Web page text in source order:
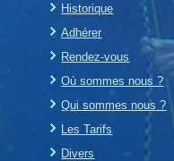
Historique
Adhérer
Rendez-vous
Où sommes nous ?
Qui sommes nous ?
Les Tarifs
Divers